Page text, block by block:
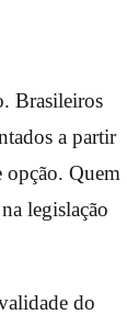
Brasileiros
a partir
opção. Quem
legislação
do